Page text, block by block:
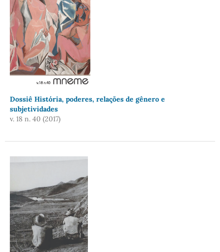
Dossiê História, poderes, relações de gênero e
subjetividades
v. 18 n. 40 (2017)